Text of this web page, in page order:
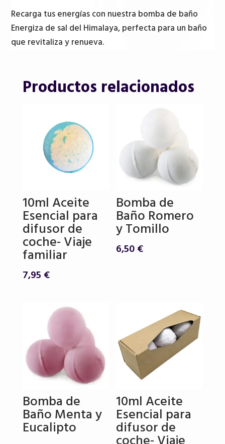
Recarga tus energías con nuestra bomba de baño
Energiza de sal del Himalaya, perfecta para un baño
que revitaliza y renueva.
Productos relacionados
10ml Aceite
Esencial para
difusor de
coche- Viaje
familiar
7,95 €
Bomba de
Baño Romero
y Tomillo
6,50€
Bomba de
Baño Menta y
Eucalipto
10ml Aceite
Esencial para
difusor de